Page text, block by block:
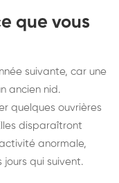
que vous
suivante, car une
ancien nid.
quelques ouvrières
disparaîtront
anormale,
jours qui suivent.